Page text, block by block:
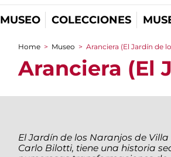
MUSEO COLECCIONES
You are here
Home > Museo > Aranciera (El Jardín de
Aranciera (El
El Jardín de los Naranjos de
Carlo Bilotti, tiene una historia